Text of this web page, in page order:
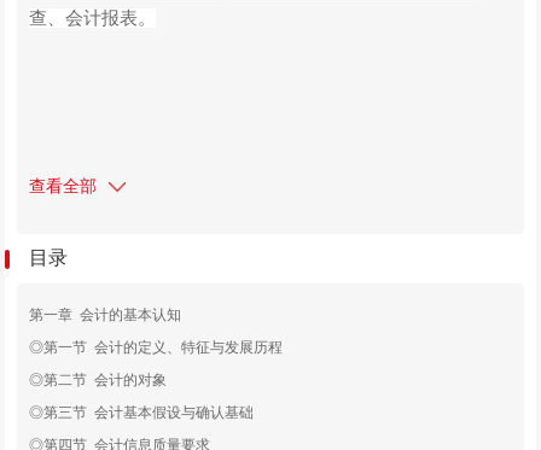
查、会计报表。
查看全部
目录
第一章 会计的基本认知
◎第一节 会计的定义、特征与发展历程
◎第二节 会计的对象
◎第三节 会计基本假设与确认基础
◎第四节 会计信息质量要求